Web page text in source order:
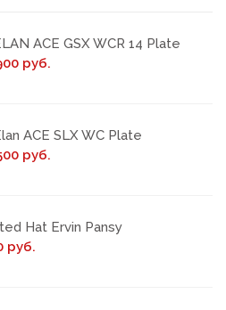
ACE GSX WCR 14 Plate
руб.
ACE SLX WC Plate
руб.
Hat Ervin Pansy
руб.